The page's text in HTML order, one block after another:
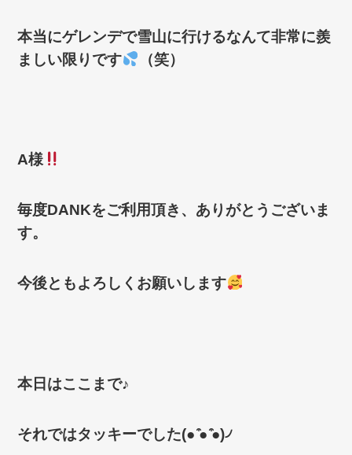
本当にゲレンデで雪山に行けるなんて非常に羨
ましい限りです
（笑）
A様
毎度DANKをご利用頂き、ありがとうございま
す。
今後ともよろしくお願いします
本日はここまで♪
それではタッキーでした(● ̍̑● ̍̑●)৴